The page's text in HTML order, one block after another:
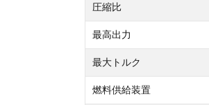
圧縮比
最高出力
最大トルク
燃料供給装置